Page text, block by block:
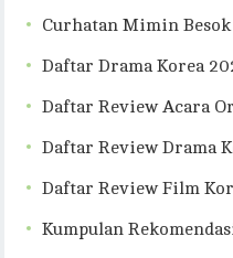
Curhatan Mimin Besok
Daftar Drama Korea
Daftar Review Acara
Daftar Review Drama
Daftar Review Film
Kumpulan